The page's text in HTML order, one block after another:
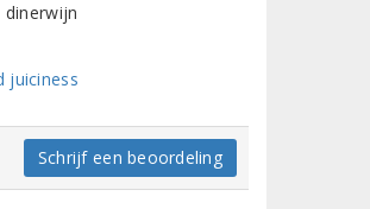
juiciness
Schrijf een beoordeling